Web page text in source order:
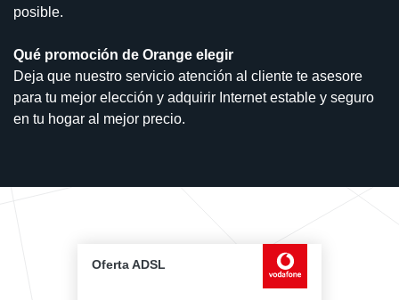
posible.
Qué promoción de Orange elegir
Deja que nuestro servicio atención al cliente te asesore
para tu mejor elección y adquirir Internet estable y seguro
en tu hogar al mejor precio.
Oferta ADSL